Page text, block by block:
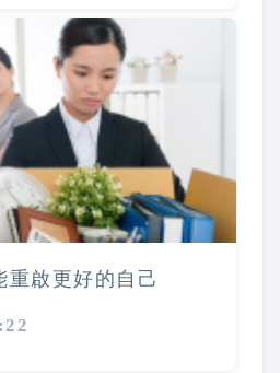
重啟更好的自己